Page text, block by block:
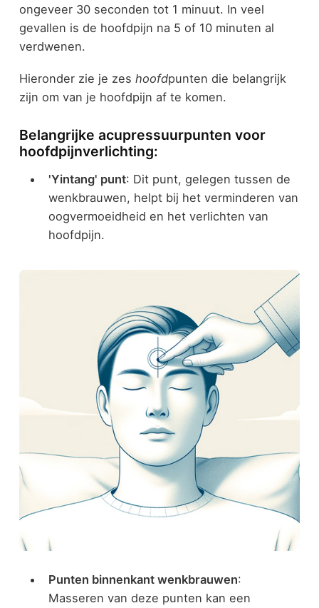
ongeveer 30 seconden tot 1 minuut. In veel
gevallen is de hoofdpijn na 5 of 10 minuten al
verdwenen.
Hieronder zie je zes hoofdpunten die belangrijk
zijn om van je hoofdpijn af te komen.
Belangrijke acupressuurpunten voor
hoofdpijnverlichting:
'Yintang' punt: Dit punt, gelegen tussen de
wenkbrauwen, helpt bij het verminderen van
oogvermoeidheid en het verlichten van
hoofdpijn.
Punten binnenkant wenkbrauwen:
Masseren van deze punten kan een